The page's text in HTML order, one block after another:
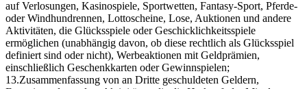
auf Verlosungen, Kasinospiele, Sportwetten, Fantasy-Sport, Pferde-
oder Windhundrennen, Lottoscheine, Lose, Auktionen und andere
Aktivitäten, die Glücksspiele oder Geschicklichkeitsspiele
ermöglichen (unabhängig davon, ob diese rechtlich als Glücksspiel
definiert sind oder nicht), Werbeaktionen mit Geldprämien,
einschließlich Geschenkkarten oder Gewinnspielen;
13.Zusammenfassung von an Dritte geschuldeten Geldern,